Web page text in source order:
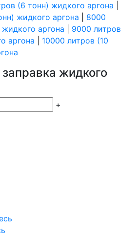
(6 тонн) жидкого аргона
жидкого аргона
8000
аргона
9000 литров
аргона
10000 литров (10
жидкого
+